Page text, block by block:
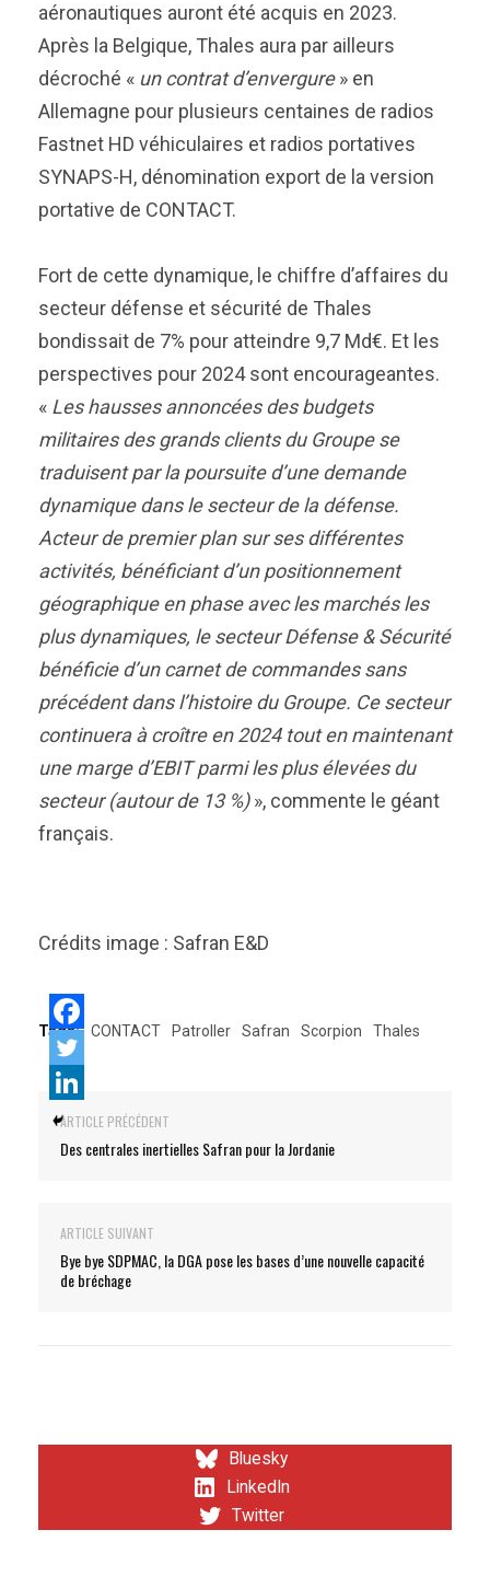
aéronautiques auront été acquis en 2023.
Après la Belgique, Thales aura par ailleurs
décroché « un contrat d’envergure» en
Allemagne pour plusieurs centaines de radios
Fastnet HD véhiculaires et radios portatives
SYNAPS-H, dénomination export de la version
portative de CONTACT.
Fort de cette dynamique, le chiffre d’affaires du
secteur défense et sécurité de Thales
bondissait de 7% pour atteindre 9,7 Md€. Et les
perspectives pour 2024 sont encourageantes.
« Les hausses annoncées des budgets
militaires des grands clients du Groupe se
traduisent par la poursuite d’une demande
dynamique dans le secteur de la défense.
Acteur de premier plan sur ses différentes
activités, bénéficiant d’un positionnement
géographique en phase avec les marchés les
plus dynamiques, le secteur Défense & Sécurité
bénéficie d’un carnet de commandes sans
précédent dans l’histoire du Groupe. Ce secteur
continuera à croître en 2024 tout en maintenant
une marge d’EBIT parmi les plus élevées du
secteur (autour de 13 %)», commente le géant
français.
Crédits image : Safran E&D
Tags: CONTACT Patroller Safran Scorpion Thales
ARTICLE PRÉCÉDENT
Des centrales inertielles Safran pour la Jordanie
ARTICLE SUIVANT
Bye bye SDPMAC, la DGA pose les bases d’une nouvelle capacité
de bréchage
Bluesky
LinkedIn
Twitter